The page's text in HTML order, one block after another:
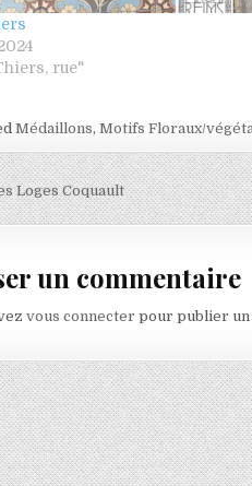
rue"
Médaillons,Motifs Floraux/
de l’article
Loges Coquault
un commentaire
vous connecter pour publier un